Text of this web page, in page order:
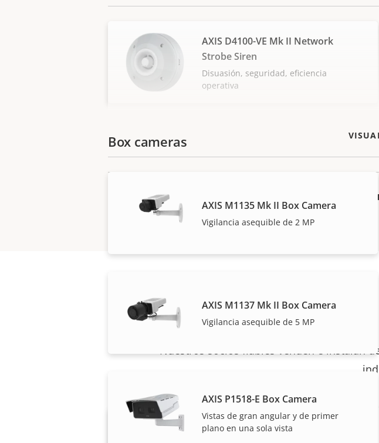
AXIS D4100-VE Mk II Network
Strobe Siren
Disuasión, seguridad, eficiencia
operativa
Box cameras
AXIS M1135 Mk II Box Camera
Vigilancia asequible de 2 MP
AXIS M1137 Mk II Box Camera
Vigilancia asequible de 5 MP
AXIS P1518-E Box Camera
Vistas de gran angular y de primer
plano en una sola vista
MOSTRAR
Nuestros socios fiables venden e instalan